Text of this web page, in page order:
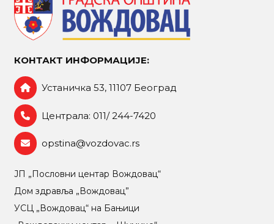
КОНТАКТ ИНФОРМАЦИЈЕ:
Устаничка 53, 11107 Београд
Централа: 011/ 244-7420
opstina@vozdovac.rs
ЈП „Пословни центар Вождовац“
Дом здравља „Вождовац”
УСЦ „Вождовац“ на Бањици